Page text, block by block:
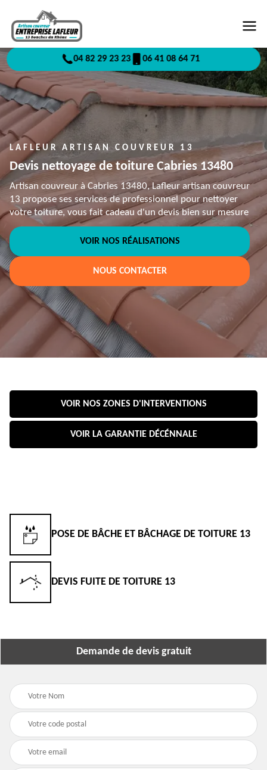
04 82 29 23 23 06 41 08 64 71
LAFLEUR ARTISAN COUVREUR 13
Devis nettoyage de toiture Cabries 13480
Artisan couvreur à Cabries 13480, Lafleur artisan couvreur
13 propose ses services de professionnel pour nettoyer
votre toiture, vous fait cadeau d'un devis bien sur mesure
VOIR NOS RÉALISATIONS
NOUS CONTACTER
VOIR NOS ZONES D'INTERVENTIONS
VOIR LA GARANTIE DÉCÉNNALE
POSE DE BÂCHE ET BÂCHAGE DE TOITURE 13
DEVIS FUITE DE TOITURE 13
Demande de devis gratuit